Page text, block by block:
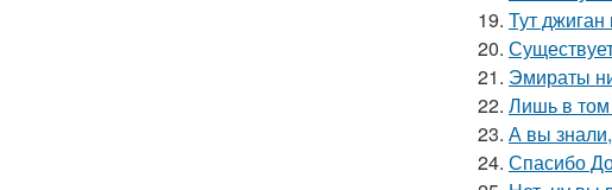
19. Тут
20.
21. Эмираты
22. Лишь в том
23. А вы
24. Спасибо